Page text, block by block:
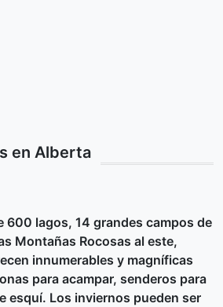
en Alberta
600 lagos, 14 grandes campos de
Montañas Rocosas al este,
innumerables y magníficas
para acampar, senderos para
esquí. Los inviernos pueden ser